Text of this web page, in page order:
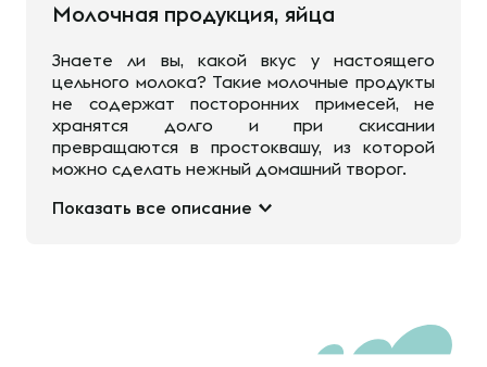
Молочная продукция, яйца
Знаете ли вы, какой вкус у настоящего
цельного молока? Такие молочные продукты
не содержат посторонних примесей, не
хранятся долго и при скисании
превращаются в простоквашу, из которой
можно сделать нежный домашний творог.
Показать все описание